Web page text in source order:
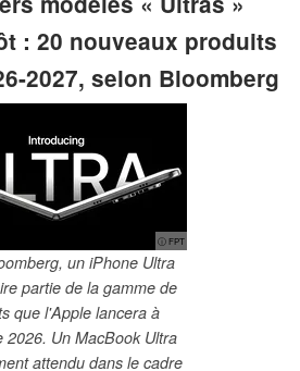
: 20 nouveaux produits
2027, selon Bloomberg
ⓘ FPT
un iPhone Ultra
partie de la gamme de
que l'Apple lancera à
2026. Un MacBook Ultra
attendu dans le cadre